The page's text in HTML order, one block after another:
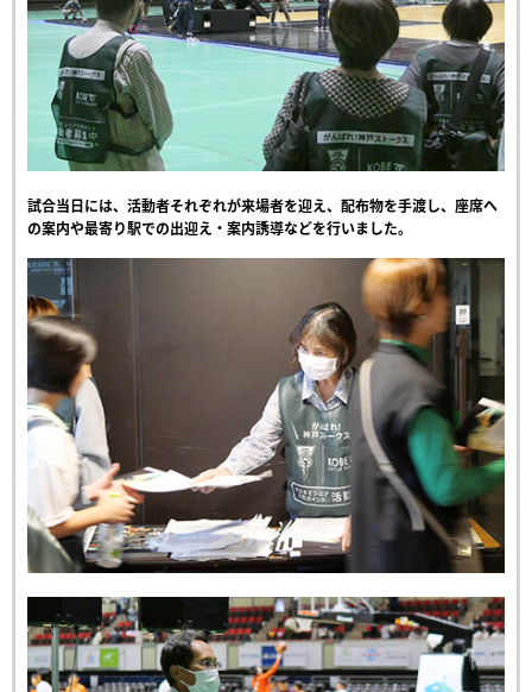
試合当日には、活動者それぞれが来場者を迎え、配布物を手渡し、座席へ
の案内や最寄り駅での出迎え・案内誘導などを行いました。